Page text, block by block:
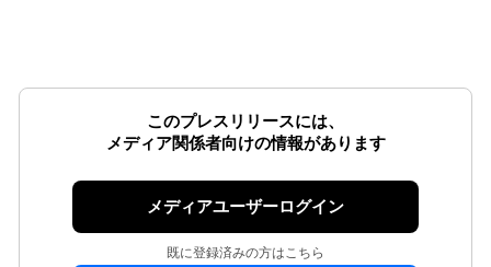
このプレスリリースには、
メディア関係者向けの情報があります
メディアユーザーログイン
既に登録済みの方はこちら